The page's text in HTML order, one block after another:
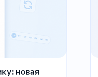
новая